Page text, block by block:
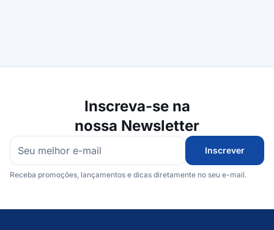
Inscreva-se na
nossa Newsletter
Inscrever
Receba promoções, lançamentos e dicas diretamente no seu e-mail.